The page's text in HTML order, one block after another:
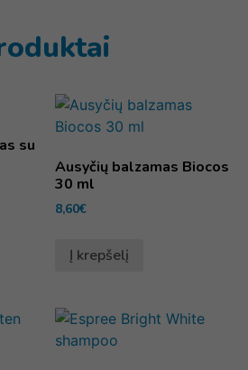
su
Ausyčių balzamas Biocos
30 ml
8,60€
Į krepšelį